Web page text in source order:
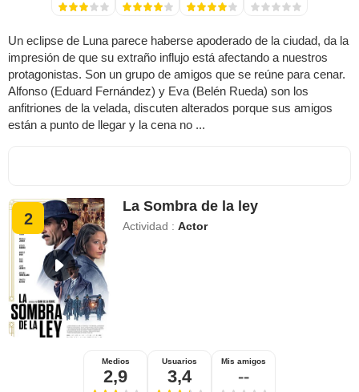
Un eclipse de Luna parece haberse apoderado de la ciudad, da la
impresión de que su extraño influjo está afectando a nuestros
protagonistas. Son un grupo de amigos que se reúne para cenar.
Alfonso (Eduard Fernández) y Eva (Belén Rueda) son los
anfitriones de la velada, discuten alterados porque sus amigos
están a punto de llegar y la cena no ...
2
La Sombra de la ley
Actividad :Actor
Medios
2,9
Usuarios
3,4
Mis amigos
--